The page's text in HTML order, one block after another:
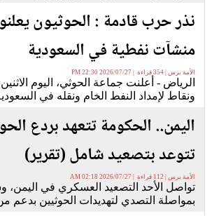
نذر حرب قادمة : الحوثيون
منشآت نفطية في السعودية
الأمة برس | 354 قراءة | 2026/07/27 22:30 PM
الرياض - أعلنت جماعة الحوثي، اليوم
ونقاط لإمداد النفط الخام ونقله في
اليمن.. الحكومة تتعهد بردع
تتوعد بتصعيد شامل (تقرير)
الأمة برس | 112 قراءة | 2026/07/27 02:18 AM
تواصل الأحد التصعيد العسكري في اليمن،
بمواصلة التصدي لتهديدات الحوثيين بدعم